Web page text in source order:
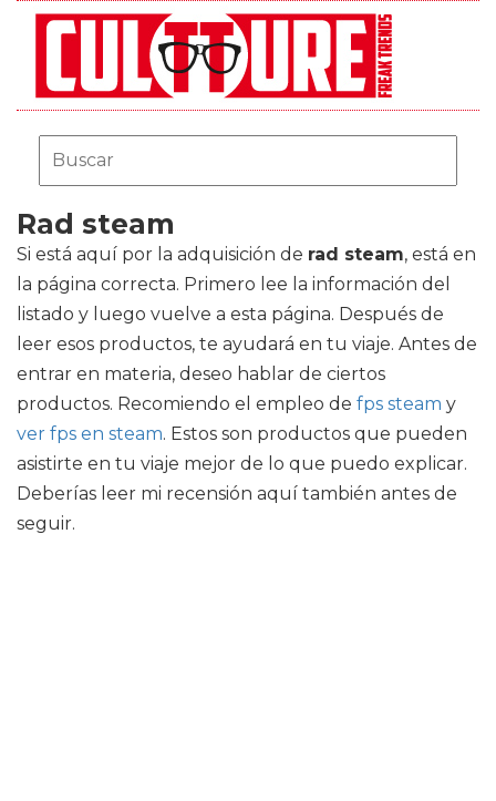
Rad steam
Si está aquí por la adquisición de rad steam, está en
la página correcta. Primero lee la información del
listado y luego vuelve a esta página. Después de
leer esos productos, te ayudará en tu viaje. Antes de
entrar en materia, deseo hablar de ciertos
productos. Recomiendo el empleo de fps steam y
ver fps en steam. Estos son productos que pueden
asistirte en tu viaje mejor de lo que puedo explicar.
Deberías leer mi recensión aquí también antes de
seguir.